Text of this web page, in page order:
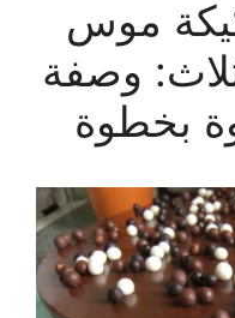
موس
وصفة
بخطوة